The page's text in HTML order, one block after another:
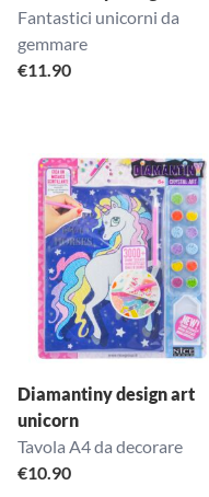
Fantastici unicorni da
gemmare
€11.90
Diamantiny design art
unicorn
Tavola A4 da decorare
€10.90